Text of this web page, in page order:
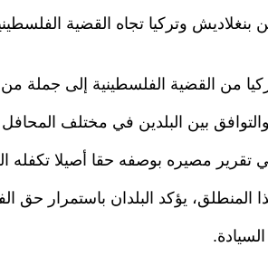
وتركيا تجاه القضية
من القضية الفلسطينية إلى جملة من
بين البلدين في مختلف المحافل
مصيره بوصفه حقا أصيلا تكفله
المنطلق، يؤكد البلدان باستمرار